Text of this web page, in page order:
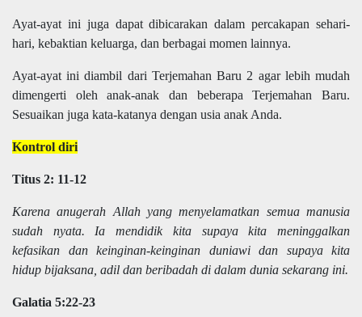
Ayat-ayat ini juga dapat dibicarakan dalam percakapan sehari-
hari, kebaktian keluarga, dan berbagai momen lainnya.
Ayat-ayat ini diambil dari Terjemahan Baru 2 agar lebih mudah
dimengerti oleh anak-anak dan beberapa Terjemahan Baru.
Sesuaikan juga kata-katanya dengan usia anak Anda.
Kontrol diri
Titus 2: 11-12
Karena anugerah Allah yang menyelamatkan semua manusia
sudah nyata. Ia mendidik kita supaya kita meninggalkan
kefasikan dan keinginan-keinginan duniawi dan supaya kita
hidup bijaksana, adil dan beribadah di dalam dunia sekarang ini.
Galatia 5:22-23